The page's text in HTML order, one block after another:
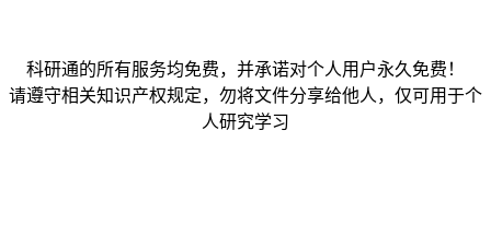
科研通的所有服务均免费，并承诺对个人用户永久免费！
请遵守相关知识产权规定，勿将文件分享给他人，仅可用于个
人研究学习